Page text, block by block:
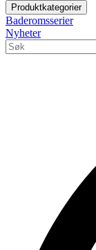
Produktkategorier
Baderomsserier
Nyheter